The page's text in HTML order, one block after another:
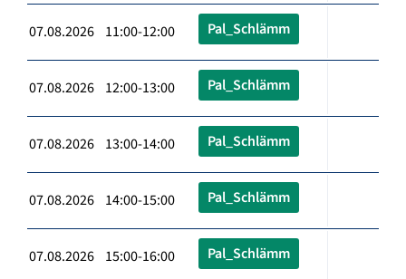
07.08.2026 11:00-12:00 Pal_Schlämm
07.08.2026 12:00-13:00 Pal_Schlämm
07.08.2026 13:00-14:00 Pal_Schlämm
07.08.2026 14:00-15:00 Pal_Schlämm
07.08.2026 15:00-16:00 Pal_Schlämm